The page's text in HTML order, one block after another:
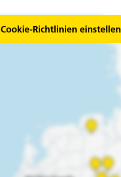
Cookie-Richtlinien einstellen